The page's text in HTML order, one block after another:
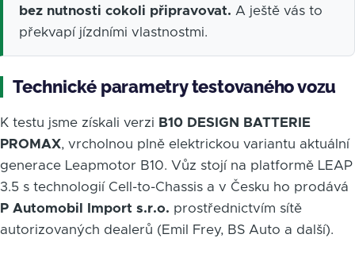
bez nutnosti cokoli připravovat. A ještě vás to
překvapí jízdními vlastnostmi.
Technické parametry testovaného vozu
K testu jsme získali verzi B10 DESIGN BATTERIE
PROMAX, vrcholnou plně elektrickou variantu aktuální
generace Leapmotor B10. Vůz stojí na platformě LEAP
3.5 s technologií Cell-to-Chassis a v Česku ho prodává
P Automobil Import s.r.o. prostřednictvím sítě
autorizovaných dealerů (Emil Frey, BS Auto a další).